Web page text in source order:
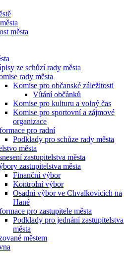
města
ze schůzí rady města
rady města
Komise pro občanské záležitosti
Vítání občánků
Komise pro kulturu a volný čas
Komise pro sportovní a zájmové
organizace
pro radní
Podklady pro schůze rady města
města
zastupitelstva města
zastupitelstva města
Finanční výbor
Kontrolní výbor
Osadní výbor ve Chvalkovicích na
Hané
pro zastupitele města
Podklady pro jednání zastupitelstva
města
městem